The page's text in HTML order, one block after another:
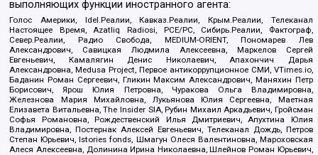
выполняющих функции иностранного агента:
Голос Америки, Idel.Реалии, Кавказ.Реалии, Крым.Реалии, Телеканал
Настоящее Время, Azatliq Radiosi, PCE/PC, Сибирь.Реалии, Фактограф,
Север.Реалии, Радио Свобода, MEDIUM-ORIENT, Пономарев Лев
Александрович, Савицкая Людмила Алексеевна, Маркелов Сергей
Евгеньевич, Камалягин Денис Николаевич, Апахончич Дарья
Александровна, Medusa Project, Первое антикоррупционное СМИ, VTimes.io,
Баданин Роман Сергеевич, Гликин Максим Александрович, Маняхин Петр
Борисович, Ярош Юлия Петровна, Чуракова Ольга Владимировна,
Железнова Мария Михайловна, Лукьянова Юлия Сергеевна, Маетная
Елизавета Витальевна, The Insider SIA, Рубин Михаил Аркадьевич, Гройсман
Софья Романовна, Рождественский Илья Дмитриевич, Апухтина Юлия
Владимировна, Постернак Алексей Евгеньевич, Телеканал Дождь, Петров
Степан Юрьевич, Istories fonds, Шмагун Олеся Валентиновна, Мароховская
Алеся Алексеевна, Долинина Ирина Николаевна, Шлейнов Роман Юрьевич,